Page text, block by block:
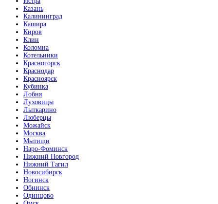
Казань
Калининград
Кашира
Киров
Клин
Коломна
Котельники
Красногорск
Краснодар
Красноярск
Кубинка
Лобня
Луховицы
Лыткарино
Люберцы
Можайск
Москва
Мытищи
Наро-Фоминск
Нижний Новгород
Нижний Тагил
Новосибирск
Ногинск
Обнинск
Одинцово